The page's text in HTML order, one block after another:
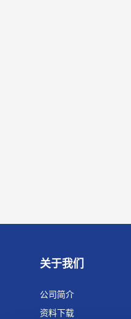
关于我们
公司简介
资料下载